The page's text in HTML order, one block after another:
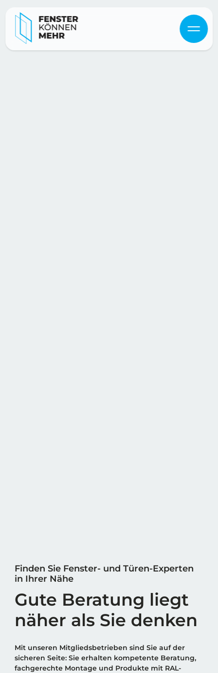
Finden Sie Fenster- und Türen-Experten
in Ihrer Nähe
Gute Beratung liegt
näher als Sie denken
Mit unseren Mitgliedsbetrieben sind Sie auf der
sicheren Seite: Sie erhalten kompetente Beratung,
fachgerechte Montage und Produkte mit RAL-